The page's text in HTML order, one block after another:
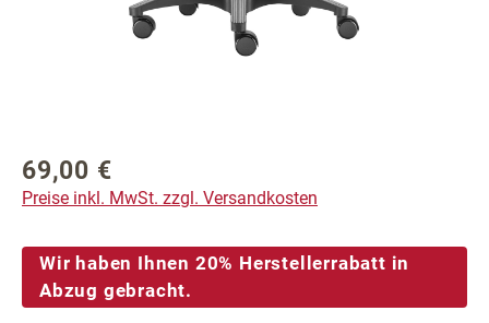
Regulärer Preis:
69,00 €
Preise inkl. MwSt. zzgl. Versandkosten
Wir haben Ihnen 20% Herstellerrabatt in
Abzug gebracht.